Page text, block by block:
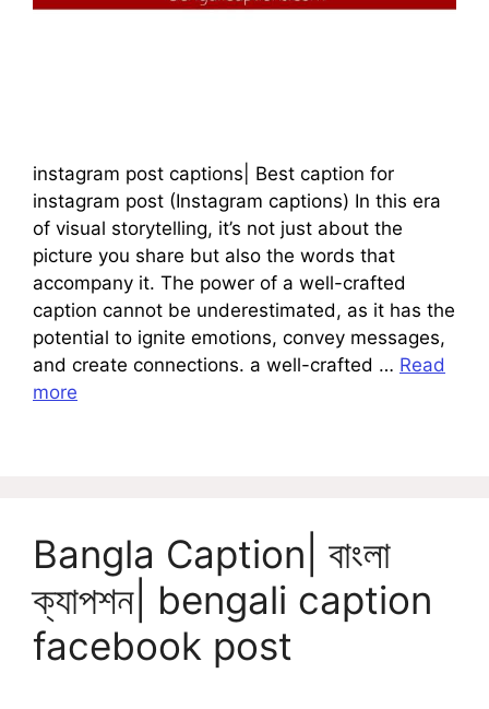
instagram post captions| Best caption for
instagram post (Instagram captions) In this era
of visual storytelling, it’s not just about the
picture you share but also the words that
accompany it. The power of a well-crafted
caption cannot be underestimated, as it has the
potential to ignite emotions, convey messages,
and create connections. a well-crafted … Read
more
Bangla Caption| বাংলা
ক্যাপশন| bengali caption
facebook post